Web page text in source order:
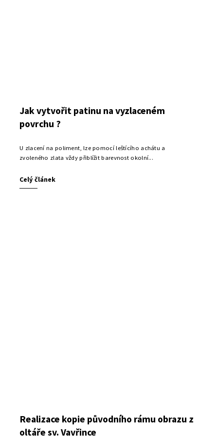
Jak vytvořit patinu na vyzlaceném
povrchu ?
U zlacení na poliment, lze pomocí leštícího achátu a
zvoleného zlata vždy přiblížit barevnost okolní...
Celý článek
Realizace kopie původního rámu obrazu z
oltáře sv. Vavřince